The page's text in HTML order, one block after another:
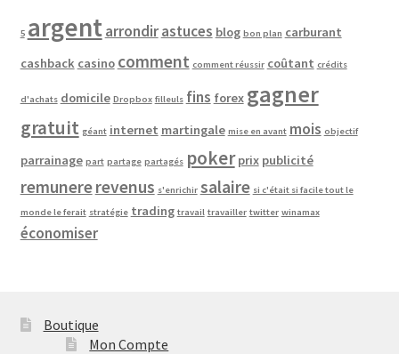
5 argentarrondirastuces blog bon plan carburant
cashback casino comment comment réussir coûtant crédits
d'achats domicile Dropbox filleuls fins forex gagner
gratuit géant internet martingale mise en avant mois objectif
parrainage part partage partagés poker prix publicité
remunererevenus s'enrichir salaire si c'était si facile tout le
monde le ferait stratégie trading travail travailler twitter winamax
économiser
Boutique
Mon Compte